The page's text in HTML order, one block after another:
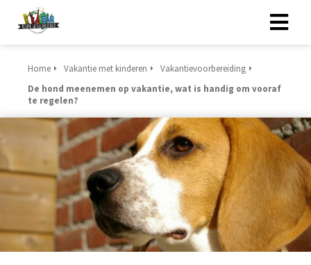
Home Vakantie met kinderen
Vakantievoorbereiding
De hond meenemen op vakantie, wat is handig om vooraf
te regelen?